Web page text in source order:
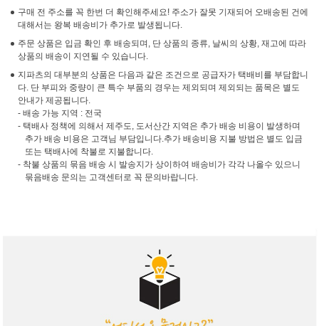
구매 전 주소를 꼭 한번 더 확인해주세요! 주소가 잘못 기재되어 오배송된 건에
대해서는 왕복 배송비가 추가로 발생됩니다.
주문 상품은 입금 확인 후 배송되며, 단 상품의 종류, 날씨의 상황, 재고에 따라
상품의 배송이 지연될 수 있습니다.
지파츠의 대부분의 상품은 다음과 같은 조건으로 공급자가 택배비를 부담합니
다. 단 부피와 중량이 큰 특수 부품의 경우는 제외되며 제외되는 품목은 별도
안내가 제공됩니다.
- 배송 가능 지역 : 전국
- 택배사 정책에 의해서 제주도, 도서산간 지역은 추가 배송 비용이 발생하며
추가 배송 비용은 고객님 부담입니다.추가 배송비용 지불 방법은 별도 입금
또는 택배사에 착불로 지불합니다.
- 착불 상품의 묶음 배송 시 발송지가 상이하여 배송비가 각각 나올수 있으니
묶음배송 문의는 고객센터로 꼭 문의바랍니다.